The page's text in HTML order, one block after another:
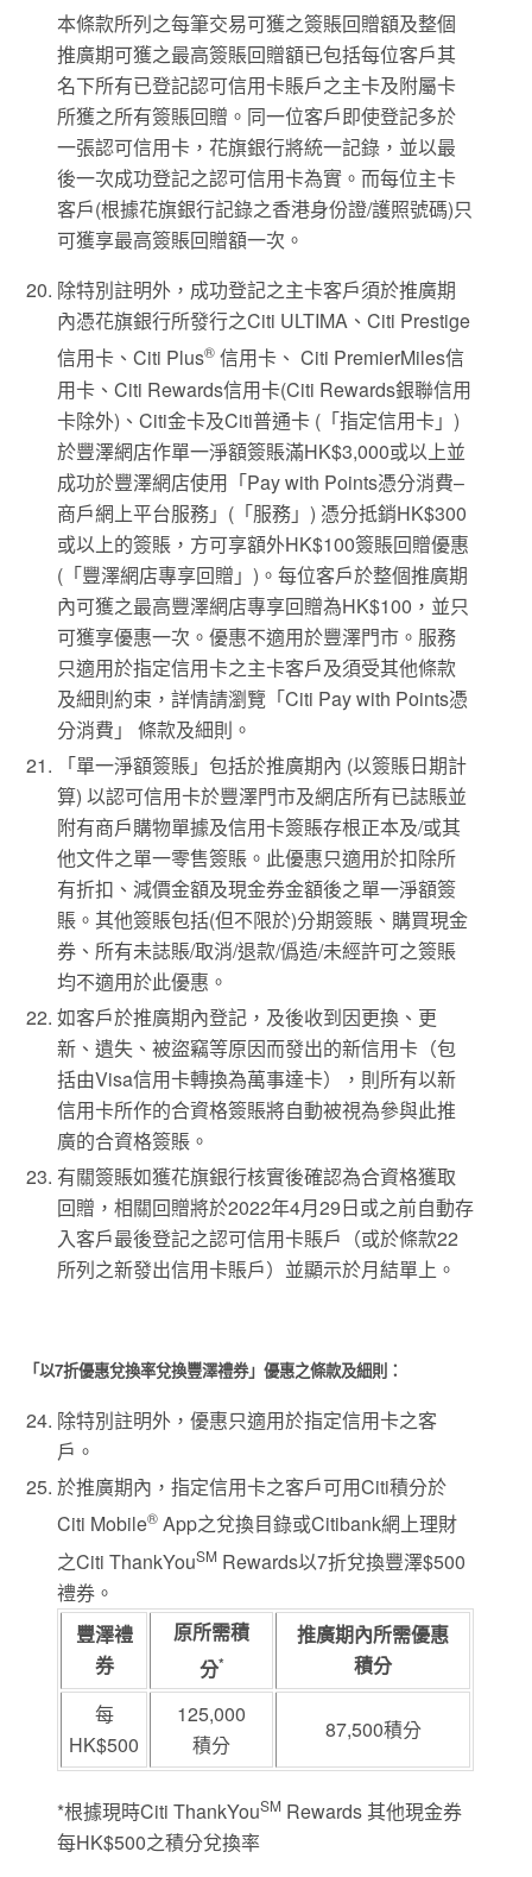
本條款所列之每筆交易可獲之簽賬回贈額及整個
推廣期可獲之最高簽賬回贈額已包括每位客戶其
名下所有已登記認可信用卡賬戶之主卡及附屬卡
所獲之所有簽賬回贈。同一位客戶即使登記多於
一張認可信用卡，花旗銀行將統一記錄，並以最
後一次成功登記之認可信用卡為實。而每位主卡
客戶(根據花旗銀行記錄之香港身份證/護照號碼)只
可獲享最高簽賬回贈額一次。
除特別註明外，成功登記之主卡客戶須於推廣期
內憑花旗銀行所發行之Citi ULTIMA、Citi Prestige
信用卡、Citi Plus® 信用卡、 Citi PremierMiles信
用卡、Citi Rewards信用卡(Citi Rewards銀聯信用
卡除外)、Citi金卡及Citi普通卡 (「指定信用卡」)
於豐澤網店作單一淨額簽賬滿HK$3,000或以上並
成功於豐澤網店使用「Pay with Points憑分消費–
商戶網上平台服務」(「服務」) 憑分抵銷HK$300
或以上的簽賬，方可享額外HK$100簽賬回贈優惠
(「豐澤網店專享回贈」)。每位客戶於整個推廣期
內可獲之最高豐澤網店專享回贈為HK$100，並只
可獲享優惠一次。優惠不適用於豐澤門市。服務
只適用於指定信用卡之主卡客戶及須受其他條款
及細則約束，詳情請瀏覽「Citi Pay with Points憑
分消費」 條款及細則。
「單一淨額簽賬」包括於推廣期內 (以簽賬日期計
算) 以認可信用卡於豐澤門市及網店所有已誌賬並
附有商戶購物單據及信用卡簽賬存根正本及/或其
他文件之單一零售簽賬。此優惠只適用於扣除所
有折扣、減價金額及現金券金額後之單一淨額簽
賬。其他簽賬包括(但不限於)分期簽賬、購買現金
券、所有未誌賬/取消/退款/僞造/未經許可之簽賬
均不適用於此優惠。
如客戶於推廣期內登記，及後收到因更換、更
新、遺失、被盜竊等原因而發出的新信用卡（包
括由Visa信用卡轉換為萬事達卡），則所有以新
信用卡所作的合資格簽賬將自動被視為參與此推
廣的合資格簽賬。
有關簽賬如獲花旗銀行核實後確認為合資格獲取
回贈，相關回贈將於2022年4月29日或之前自動存
入客戶最後登記之認可信用卡賬戶（或於條款22
所列之新發出信用卡賬戶）並顯示於月結單上。
「以7折優惠兌換率兌換豐澤禮券」優惠之條款及細則：
除特別註明外，優惠只適用於指定信用卡之客
戶。
於推廣期內，指定信用卡之客戶可用Citi積分於
Citi Mobile® App之兌換目錄或Citibank網上理財
之Citi ThankYouSM Rewards以7折兌換豐澤$500
禮券。
豐澤禮
券
原所需積
分*
推廣期內所需優惠
積分
每
HK$500
125,000
積分
87,500積分
*根據現時Citi ThankYouSM Rewards 其他現金券
每HK$500之積分兌換率